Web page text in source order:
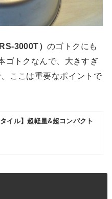
3000T） のゴトクにも
ゴトクなんで、大きすぎ
ここは重要なポイントで
タイル】超軽量&超コンパクト